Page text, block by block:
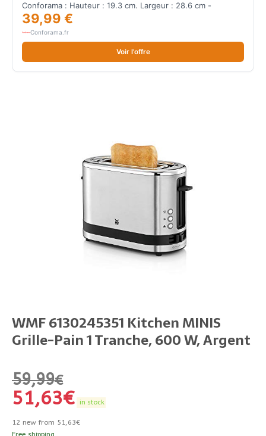
Conforama : Hauteur : 19.3 cm. Largeur : 28.6 cm -
39,99 €
Conforama.fr
Voir l'offre
WMF 6130245351 Kitchen MINIS
Grille-Pain 1 Tranche, 600 W, Argent
59,99€
51,63€ in stock
12 new from 51,63€